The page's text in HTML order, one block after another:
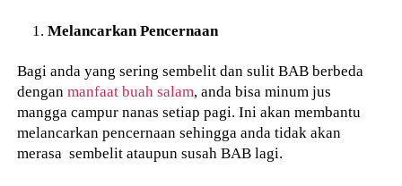
Melancarkan Pencernaan
Bagi anda yang sering sembelit dan sulit BAB berbeda
denganmanfaat buah salam, anda bisa minum jus
mangga campur nanas setiap pagi. Ini akan membantu
melancarkan pencernaan sehingga anda tidak akan
merasa sembelit ataupun susah BAB lagi.